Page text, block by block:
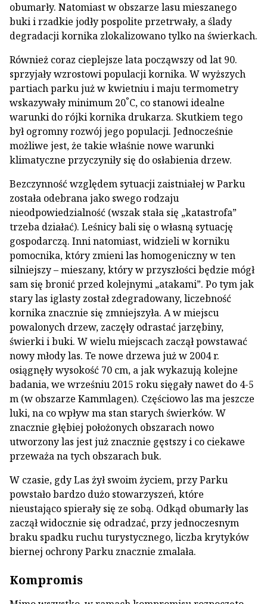
obumarły. Natomiast w obszarze lasu mieszanego
buki i rzadkie jodły pospolite przetrwały, a ślady
degradacji kornika zlokalizowano tylko na świerkach.
Również coraz cieplejsze lata począwszy od lat 90.
sprzyjały wzrostowi populacji kornika. W wyższych
partiach parku już w kwietniu i maju termometry
wskazywały minimum 20°C, co stanowi idealne
warunki do rójki kornika drukarza. Skutkiem tego
był ogromny rozwój jego populacji. Jednocześnie
możliwe jest, że takie właśnie nowe warunki
klimatyczne przyczyniły się do osłabienia drzew.
Bezczynność względem sytuacji zaistniałej w Parku
została odebrana jako swego rodzaju
nieodpowiedzialność (wszak stała się „katastrofa”
trzeba działać). Leśnicy bali się o własną sytuację
gospodarczą. Inni natomiast, widzieli w korniku
pomocnika, który zmieni las homogeniczny w ten
silniejszy – mieszany, który w przyszłości będzie mógł
sam się bronić przed kolejnymi „atakami”. Po tym jak
stary las iglasty został zdegradowany, liczebność
kornika znacznie się zmniejszyła. A w miejscu
powalonych drzew, zaczęły odrastać jarzębiny,
świerki i buki. W wielu miejscach zaczął powstawać
nowy młody las. Te nowe drzewa już w 2004 r.
osiągnęły wysokość 70 cm, a jak wykazują kolejne
badania, we wrześniu 2015 roku sięgały nawet do 4-5
m (w obszarze Kammlagen). Częściowo las ma jeszcze
luki, na co wpływ ma stan starych świerków. W
znacznie głębiej położonych obszarach nowo
utworzony las jest już znacznie gęstszy i co ciekawe
przeważa na tych obszarach buk.
W czasie, gdy Las żył swoim życiem, przy Parku
powstało bardzo dużo stowarzyszeń, które
nieustająco spierały się ze sobą. Odkąd obumarły las
zaczął widocznie się odradzać, przy jednoczesnym
braku spadku ruchu turystycznego, liczba krytyków
biernej ochrony Parku znacznie zmalała.
Kompromis